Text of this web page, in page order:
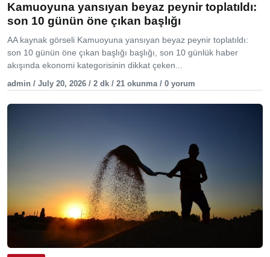
Kamuoyuna yansıyan beyaz peynir toplatıldı:
son 10 günün öne çıkan başlığı
AA kaynak görseli Kamuoyuna yansıyan beyaz peynir toplatıldı:
son 10 günün öne çıkan başlığı başlığı, son 10 günlük haber
akışında ekonomi kategorisinin dikkat çeken...
admin / July 20, 2026 / 2 dk / 21 okunma / 0 yorum